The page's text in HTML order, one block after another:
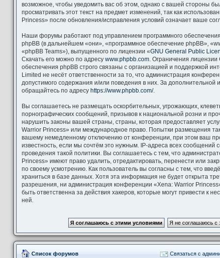
возможное, чтобы уведомить вас об этом, однако с вашей стороны
просматривать этот текст на предмет изменений, так как
Princess» после обновления/исправления условий означает ваше
Наши форумы работают под управлением программного
phpBB (в дальнейшем «они», «программное обеспечение phpBB»,
«phpBB Teams»), выпущенного по лицензии «GNU General Public
Скачать его можно по адресу www.phpbb.com. Ограничения лицензии
обеспечения phpBB строго связаны с организацией и поддержкой
Limited не несёт ответственности за то, что администрация
допустимого содержания и/или поведения в них. За
обращайтесь по адресу https://www.phpbb.com/.
Вы соглашаетесь не размещать оскорбительных, угрожающих,
порнографических сообщений, призывов к национальной розни и
нарушить законы вашей страны, страны, которая предоставляет
Warrior Princess» или международное право. Попытки размещения
вашему немедленному отключению от конференции, при этом ваш
известность, если мы сочтём это нужным. IP-адреса всех сообщений
проведения такой политики. Вы соглашаетесь с тем, что
Princess» имеют право удалить, отредактировать, перенести или
по своему усмотрению. Как пользователь вы согласны с тем, что
храниться в базе данных. Хотя эта информация не будет открыта
разрешения, ни администрация конференции «Xena: Warrior
быть ответственна за действия хакеров, которые могут привести к
ней.
Список форумов Связаться с